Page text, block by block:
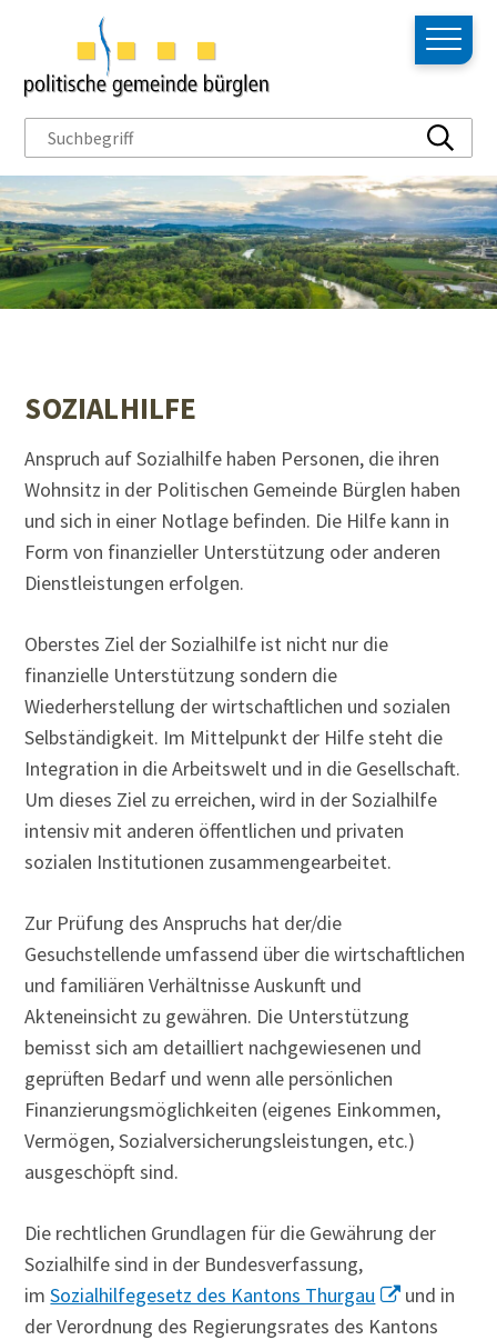
NAVIGIEREN IN BÜRGLEN
Schnellnavigation
Suchbegriff
Suche
SOZIALHILFE
Anspruch auf Sozialhilfe haben Personen, die ihren
Wohnsitz in der Politischen Gemeinde Bürglen haben
und sich in einer Notlage befinden. Die Hilfe kann in
Form von finanzieller Unterstützung oder anderen
Dienstleistungen erfolgen.
Oberstes Ziel der Sozialhilfe ist nicht nur die
finanzielle Unterstützung sondern die
Wiederherstellung der wirtschaftlichen und sozialen
Selbständigkeit. Im Mittelpunkt der Hilfe steht die
Integration in die Arbeitswelt und in die Gesellschaft.
Um dieses Ziel zu erreichen, wird in der Sozialhilfe
intensiv mit anderen öffentlichen und privaten
sozialen Institutionen zusammengearbeitet.
Zur Prüfung des Anspruchs hat der/die
Gesuchstellende umfassend über die wirtschaftlichen
und familiären Verhältnisse Auskunft und
Akteneinsicht zu gewähren. Die Unterstützung
bemisst sich am detailliert nachgewiesenen und
geprüften Bedarf und wenn alle persönlichen
Finanzierungsmöglichkeiten (eigenes Einkommen,
Vermögen, Sozialversicherungsleistungen, etc.)
ausgeschöpft sind.
Die rechtlichen Grundlagen für die Gewährung der
Sozialhilfe sind in der Bundesverfassung,
imSozialhilfegesetz des Kantons Thurgau
und in
der Verordnung des Regierungsrates des Kantons